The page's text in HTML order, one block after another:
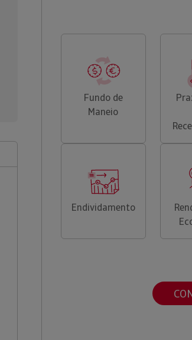
Fundo de
Maneio
Endividamento